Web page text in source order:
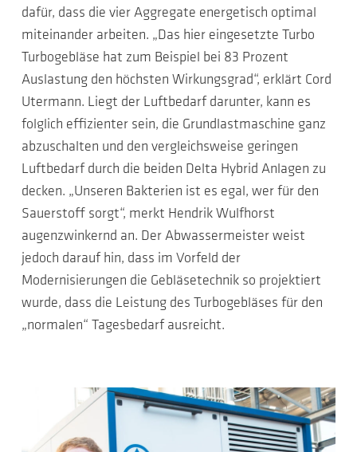
dafür, dass die vier Aggregate energetisch optimal
miteinander arbeiten. „Das hier eingesetzte Turbo
Turbogebläse hat zum Beispiel bei 83 Prozent
Auslastung den höchsten Wirkungsgrad“, erklärt Cord
Utermann. Liegt der Luftbedarf darunter, kann es
folglich effizienter sein, die Grundlastmaschine ganz
abzuschalten und den vergleichsweise geringen
Luftbedarf durch die beiden Delta Hybrid Anlagen zu
decken. „Unseren Bakterien ist es egal, wer für den
Sauerstoff sorgt“, merkt Hendrik Wulfhorst
augenzwinkernd an. Der Abwassermeister weist
jedoch darauf hin, dass im Vorfeld der
Modernisierungen die Gebläsetechnik so projektiert
wurde, dass die Leistung des Turbogebläses für den
„normalen“ Tagesbedarf ausreicht.